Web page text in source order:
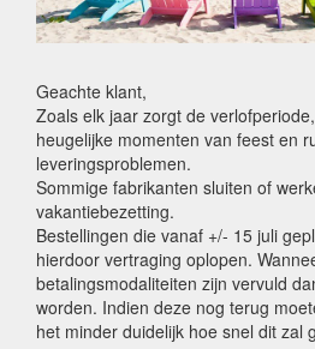
Geachte klant,
Zoals elk jaar zorgt de
heugelijke momenten van feest en
leveringsproblemen.
Sommige fabrikanten sluiten of
vakantiebezetting.
Bestellingen die vanaf +/- 15 juli
hierdoor vertraging oplopen.
betalingsmodaliteiten zijn vervuld
worden. Indien deze nog terug
het minder duidelijk hoe snel dit zal